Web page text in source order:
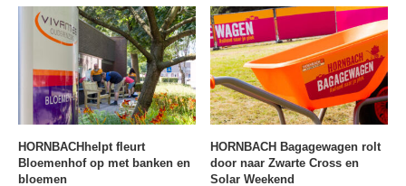
HORNBACHhelpt fleurt
Bloemenhof op met banken en
bloemen
HORNBACH Bagagewagen rolt
door naar Zwarte Cross en
Solar Weekend